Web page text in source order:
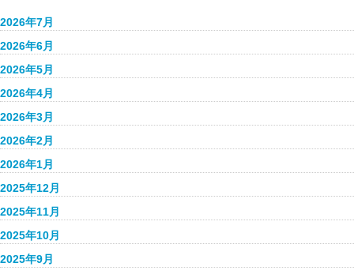
2026年7月
2026年6月
2026年5月
2026年4月
2026年3月
2026年2月
2026年1月
2025年12月
2025年11月
2025年10月
2025年9月